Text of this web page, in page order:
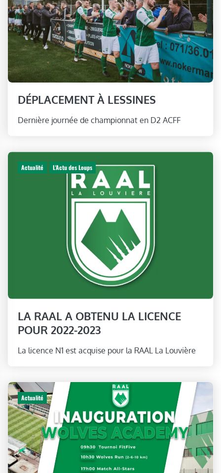
DÉPLACEMENT À LESSINES
Dernière journée de championnat en D2 ACFF
Actualité L'Actu des Loups
LA RAAL A OBTENU LA LICENCE
POUR 2022-2023
La licence N1 est acquise pour la RAAL La Louvière
Actualité